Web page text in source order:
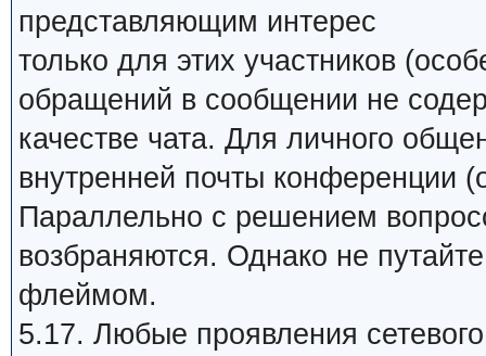
представляющим интерес
только для этих участников
обращений в сообщении не
качестве чата. Для личного
внутренней почты конференции
Параллельно с решением
возбраняются. Однако не
флеймом.
5.17. Любые проявления